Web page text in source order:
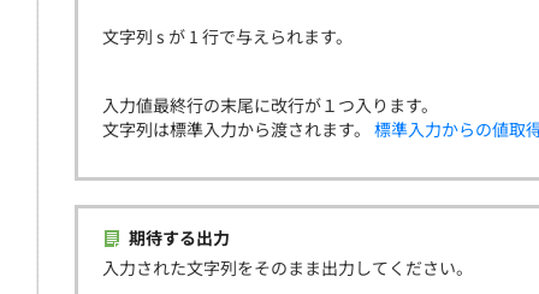
文字列 s が 1 行で与えられます。
入力値最終行の末尾に改行が１つ入ります。
文字列は標準入力から渡されます。 標準入力からの値取
期待する出力
入力された文字列をそのまま出力してください。